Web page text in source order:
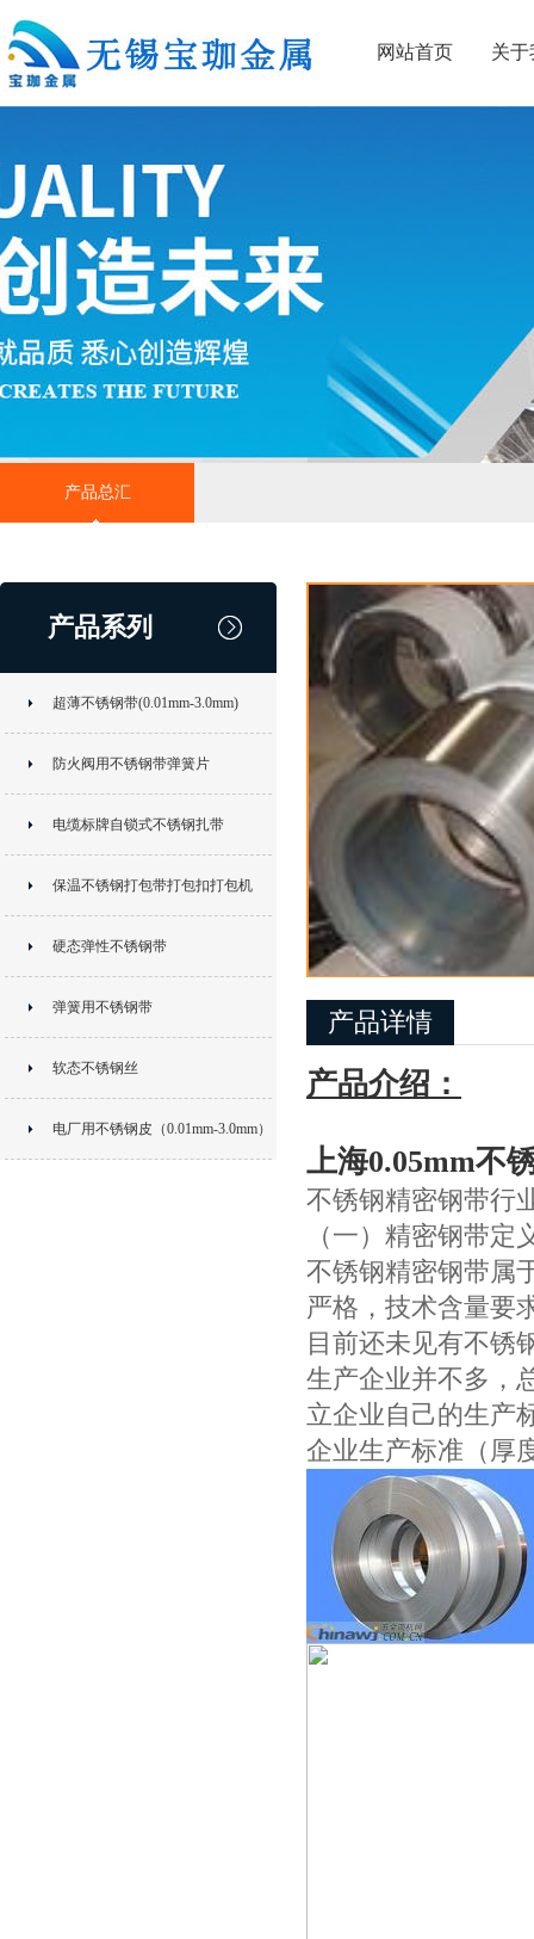
网站首页 关于
产品总汇
产品系列
超薄不锈钢带(0.01mm-3.0mm)
防火阀用不锈钢带弹簧片
电缆标牌自锁式不锈钢扎带
保温不锈钢打包带打包扣打包机
硬态弹性不锈钢带
弹簧用不锈钢带
软态不锈钢丝
电厂用不锈钢皮（0.01mm-3.0mm）
产品详情
产品介绍：
上海0.05mm不
不锈钢精密钢带行
（一）精密钢带定
不锈钢精密钢带属
严格，技术含量要
目前还未见有不锈
生产企业并不多，
立企业自己的生产
企业生产标准（厚